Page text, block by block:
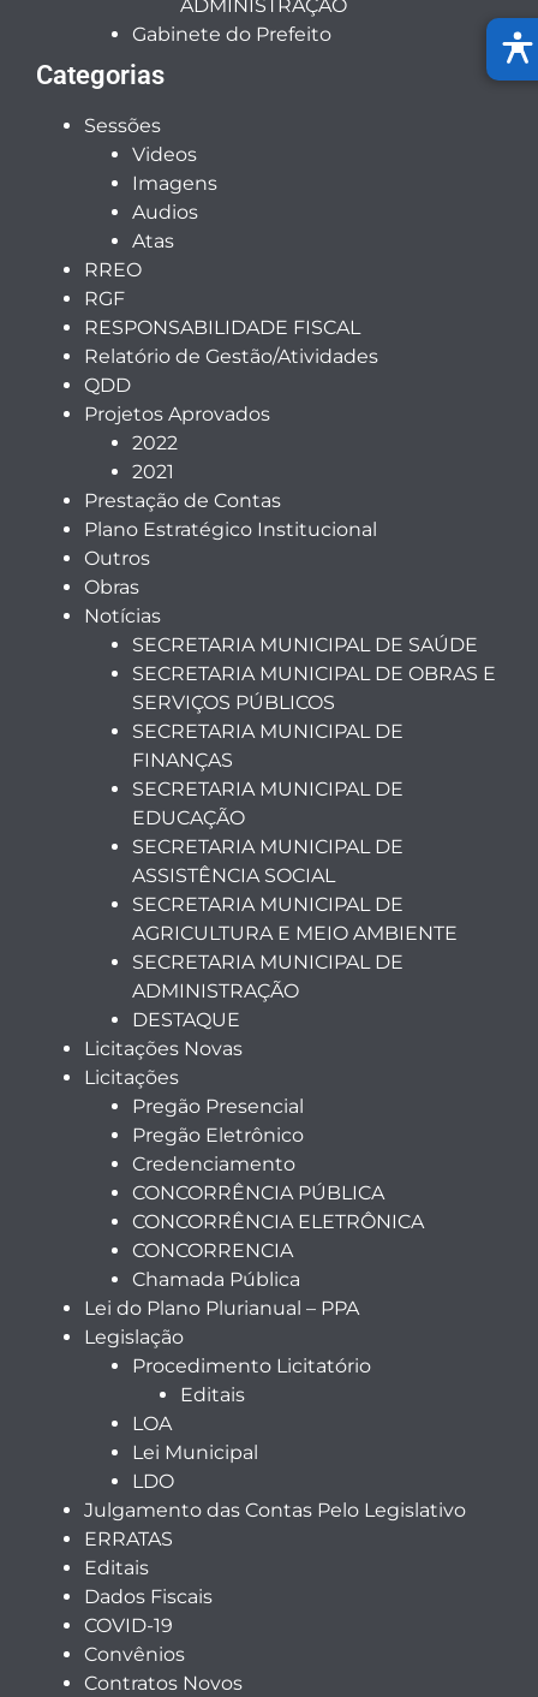
ADMINISTRAÇÃO
Gabinete do Prefeito
Categorias
Sessões
Videos
Imagens
Audios
Atas
RREO
RGF
RESPONSABILIDADE FISCAL
Relatório de Gestão/Atividades
QDD
Projetos Aprovados
2022
2021
Prestação de Contas
Plano Estratégico Institucional
Outros
Obras
Notícias
SECRETARIA MUNICIPAL DE SAÚDE
SECRETARIA MUNICIPAL DE OBRAS E
SERVIÇOS PÚBLICOS
SECRETARIA MUNICIPAL DE
FINANÇAS
SECRETARIA MUNICIPAL DE
EDUCAÇÃO
SECRETARIA MUNICIPAL DE
ASSISTÊNCIA SOCIAL
SECRETARIA MUNICIPAL DE
AGRICULTURA E MEIO AMBIENTE
SECRETARIA MUNICIPAL DE
ADMINISTRAÇÃO
DESTAQUE
Licitações Novas
Licitações
Pregão Presencial
Pregão Eletrônico
Credenciamento
CONCORRÊNCIA PÚBLICA
CONCORRÊNCIA ELETRÔNICA
CONCORRENCIA
Chamada Pública
Lei do Plano Plurianual – PPA
Legislação
Procedimento Licitatório
Editais
LOA
Lei Municipal
LDO
Julgamento das Contas Pelo Legislativo
ERRATAS
Editais
Dados Fiscais
COVID-19
Convênios
Contratos Novos